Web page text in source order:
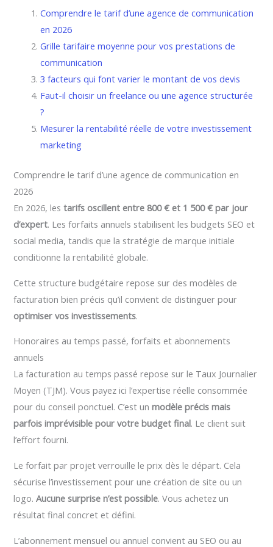
Comprendre le tarif d’une agence de communication
en 2026
Grille tarifaire moyenne pour vos prestations de
communication
3 facteurs qui font varier le montant de vos devis
Faut-il choisir un freelance ou une agence structurée
?
Mesurer la rentabilité réelle de votre investissement
marketing
Comprendre le tarif d’une agence de communication en
2026
En 2026, lestarifs oscillent entre 800 € et 1 500 € par jour
d’expert. Les forfaits annuels stabilisent les budgets SEO et
social media, tandis que la stratégie de marque initiale
conditionne la rentabilité globale.
Cette structure budgétaire repose sur des modèles de
facturation bien précis qu’il convient de distinguer pour
optimiser vos investissements.
Honoraires au temps passé, forfaits et abonnements
annuels
La facturation au temps passé repose sur le Taux Journalier
Moyen (TJM). Vous payez ici l’expertise réelle consommée
pour du conseil ponctuel. C’est unmodèle précis mais
parfois imprévisible pour votre budget final. Le client suit
l’effort fourni.
Le forfait par projet verrouille le prix dès le départ. Cela
sécurise l’investissement pour une création de site ou un
logo.Aucune surprise n’est possible. Vous achetez un
résultat final concret et défini.
L’abonnement mensuel ou annuel convient au SEO ou au